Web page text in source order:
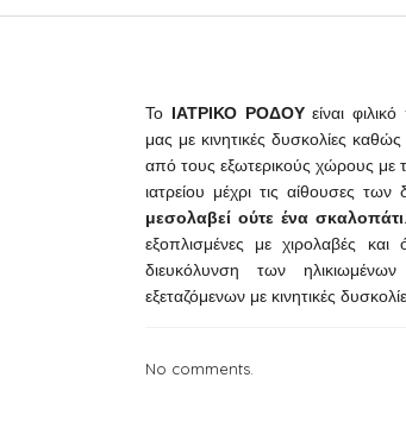
Το ΙΑΤΡΙΚΟ ΡΟΔΟΥείναι
μας με κινητικές δυσκολίες
από τους εξωτερικούς χώρους με
ιατρείου μέχρι τις αίθουσες
μεσολαβεί ούτε ένα σκαλοπάτι.
εξοπλισμένες με χιρολαβές
διευκόλυνση των
εξεταζόμενων με κινητικές
No comments.